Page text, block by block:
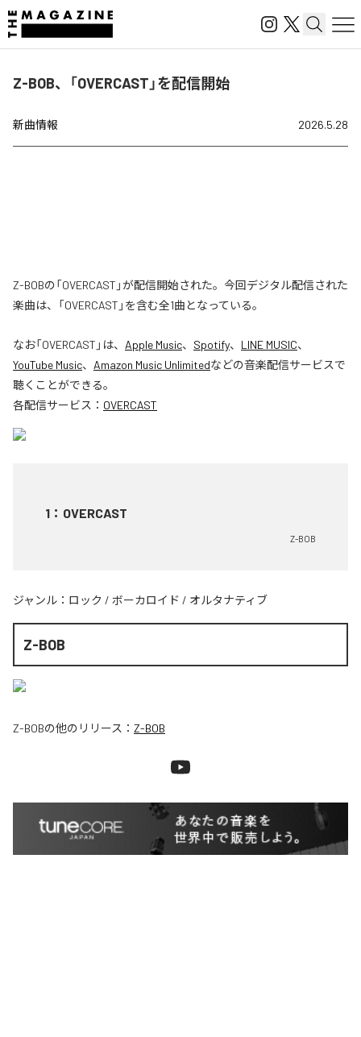
Z-BOB、「OVERCAST」を配信開始
新曲情報 2026.5.28
Z-BOBの「OVERCAST」が配信開始された。今回デジタル配信された
楽曲は、「OVERCAST」を含む全1曲となっている。
なお「OVERCAST 」は、 Apple Music、 Spotify、 LINE MUSIC、
YouTube Music、 Amazon Music Unlimitedなどの音楽配信サービスで
聴くことができる。
各配信サービス： OVERCAST
1 ： OVERCAST
Z-BOB
ジャンル： ロック / ボーカロイド / オルタナティブ
Z-BOB
Z-BOBの他のリリース： Z-BOB